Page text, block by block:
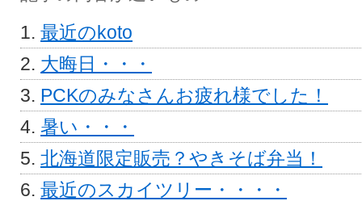
最近のkoto
大晦日・・・
PCKのみなさんお疲れ様でした！
暑い・・・
北海道限定販売？やきそば弁当！
最近のスカイツリー・・・・